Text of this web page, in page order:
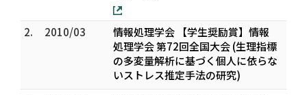
2. 2010/03
情報処理学会 【学生奨励賞】情報
処理学会 第72回全国大会 (生理指標
の多変量解析に基づく個人に依らな
いストレス推定手法の研究)